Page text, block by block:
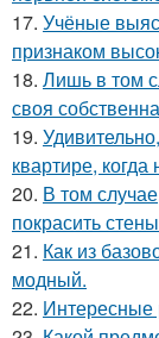
17. Учёные
признаком
18. Лишь в том
своя
19.
квартире, когда
20. В том
покрасить
21. Как из
модный.
22. Интересные